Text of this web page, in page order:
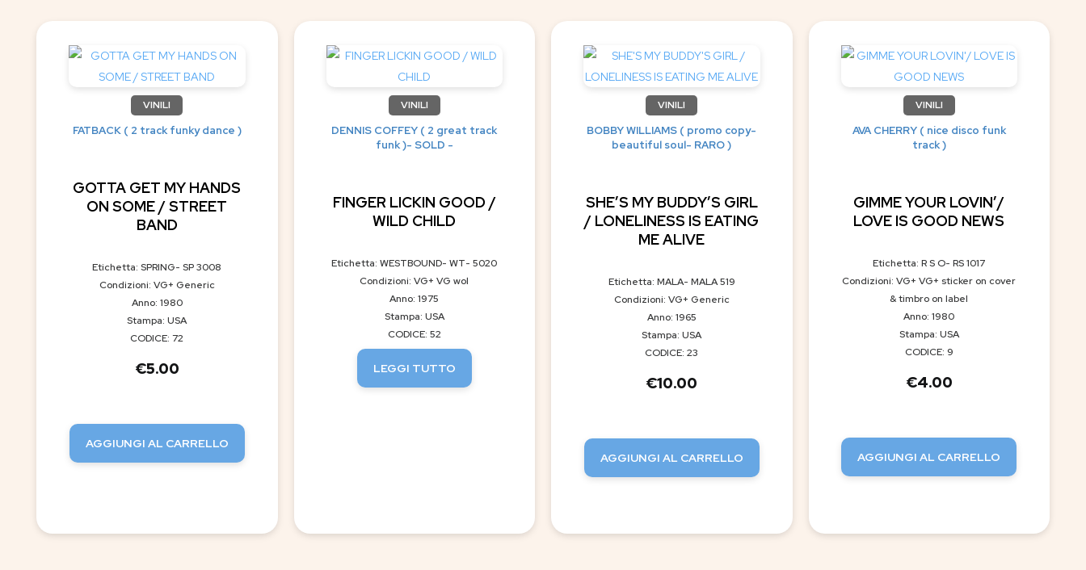
VINILI
FATBACK ( 2 track funky dance )
GOTTA GET MY HANDS
ON SOME / STREET
BAND
Etichetta: SPRING- SP 3008
Condizioni: VG+ Generic
Anno: 1980
Stampa: USA
CODICE: 72
€5.00
AGGIUNGI AL CARRELLO
VINILI
DENNIS COFFEY ( 2 great track
funk )- SOLD -
FINGER LICKIN GOOD /
WILD CHILD
Etichetta: WESTBOUND- WT- 5020
Condizioni: VG+ VG wol
Anno: 1975
Stampa: USA
CODICE: 52
LEGGI TUTTO
VINILI
BOBBY WILLIAMS ( promo copy-
beautiful soul- RARO )
SHE’S MY BUDDY’S GIRL
/ LONELINESS IS EATING
ME ALIVE
Etichetta: MALA- MALA 519
Condizioni: VG+ Generic
Anno: 1965
Stampa: USA
CODICE: 23
€10.00
AGGIUNGI AL CARRELLO
VINILI
AVA CHERRY ( nice disco funk
track )
GIMME YOUR LOVIN’/
LOVE IS GOOD NEWS
Etichetta: R S O- RS 1017
Condizioni: VG+ VG+ sticker on cover
& timbro on label
Anno: 1980
Stampa: USA
CODICE: 9
€4.00
AGGIUNGI AL CARRELLO